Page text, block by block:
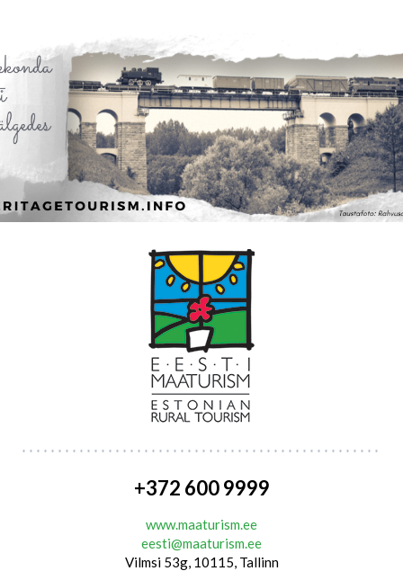
+372 600 9999
www.maaturism.ee
eesti@maaturism.ee
Vilmsi 53g, 10115, Tallinn